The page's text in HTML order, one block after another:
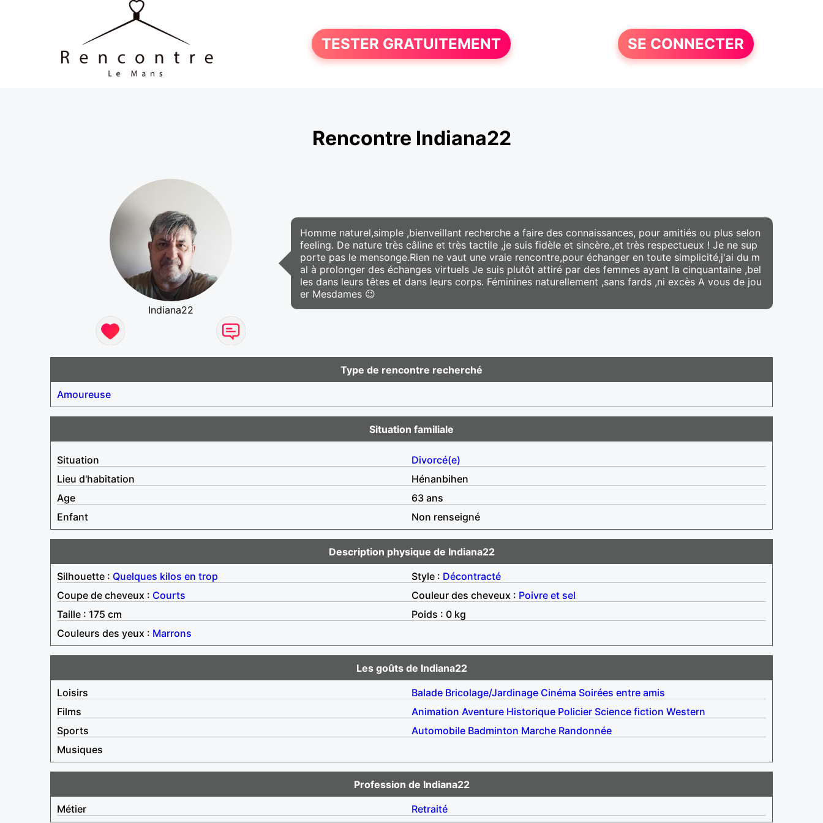
TESTER GRATUITEMENT SE CONNECTER
Rencontre Indiana22
Indiana22
Homme naturel,simple ,bienveillant recherche a faire des connaissances, pour amitiés ou plus selon
feeling. De nature très câline et très tactile ,je suis fidèle et sincère.,et très respectueux ! Je ne sup
porte pas le mensonge.Rien ne vaut une vraie rencontre,pour échanger en toute simplicité,j'ai du m
al à prolonger des échanges virtuels Je suis plutôt attiré par des femmes ayant la cinquantaine ,bel
les dans leurs têtes et dans leurs corps. Féminines naturellement ,sans fards ,ni excès A vous de jou
er Mesdames 😉
Type de rencontre recherché
Amoureuse
Situation familiale
Situation
Divorcé(e)
Lieu d'habitation
Hénanbihen
Age
63 ans
Enfant
Non renseigné
Description physique de Indiana22
Silhouette : Quelques kilos en trop Style : Décontracté
Coupe de cheveux : Courts Couleur des cheveux : Poivre et sel
Taille : 175 cm
Poids : 0 kg
Couleurs des yeux : Marrons
Les goûts de Indiana22
Loisirs
Balade Bricolage/Jardinage Cinéma Soirées entre amis
Films
Animation Aventure Historique Policier Science fiction Western
Sports
Automobile Badminton Marche Randonnée
Musiques
Profession de Indiana22
Métier
Retraité